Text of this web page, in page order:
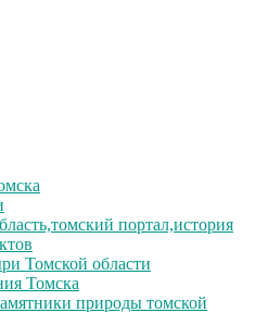
портал,история
Томской области
Томска
природы томской